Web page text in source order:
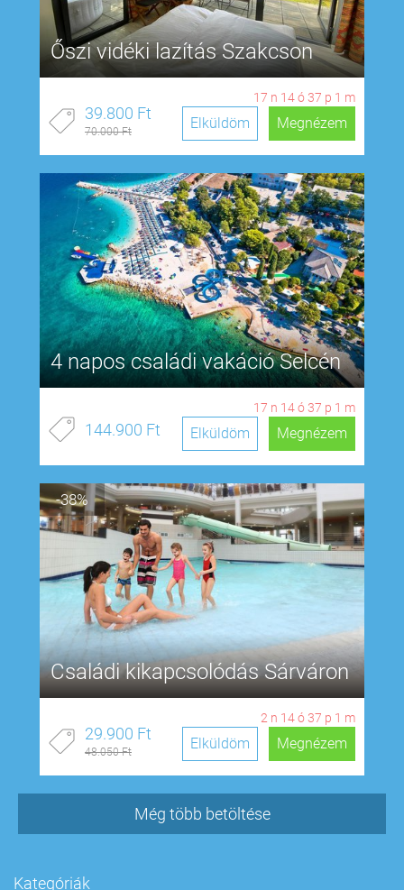
Őszi vidéki lazítás Szakcson
17 n 14ó37 p 0 m
39.800 Ft
70.000 Ft Megnézem
Elküldöm
4 napos családi vakáció Selcén
17 n 14ó37 p 0 m
144.900 Ft Megnézem
Elküldöm
-38%
Családi kikapcsolódás Sárváron
2 n 14ó37 p 0 m
29.900 Ft
48.050 Ft Megnézem
Elküldöm
Még több betöltése
Kategóriák